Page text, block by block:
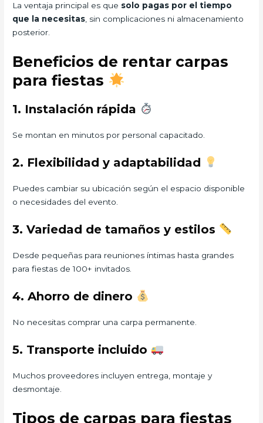
La ventaja principal es que solo pagas por el tiempo
que la necesitas, sin complicaciones ni almacenamiento
posterior.
Beneficios de rentar carpas
para fiestas
1. Instalación rápida
Se montan en minutos por personal capacitado.
2. Flexibilidad y adaptabilidad
Puedes cambiar su ubicación según el espacio disponible
o necesidades del evento.
3. Variedad de tamaños y estilos
Desde pequeñas para reuniones íntimas hasta grandes
para fiestas de 100+ invitados.
4. Ahorro de dinero
No necesitas comprar una carpa permanente.
5. Transporte incluido
Muchos proveedores incluyen entrega, montaje y
desmontaje.
Tipos de carpas para fiestas